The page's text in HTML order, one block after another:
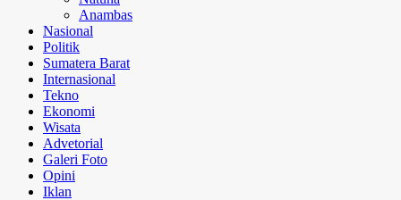
Anambas
Nasional
Politik
Sumatera Barat
Internasional
Tekno
Ekonomi
Wisata
Advetorial
Galeri Foto
Opini
Iklan